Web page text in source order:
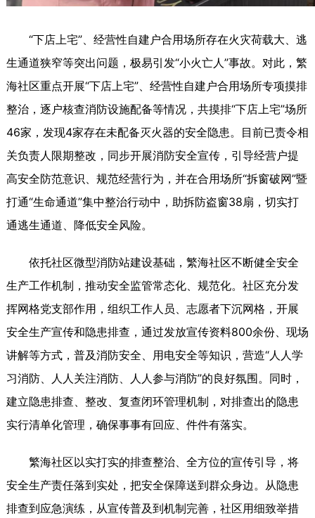
“下店上宅”、经营性自建户合用场所存在火灾荷载大、逃
生通道狭窄等突出问题，极易引发“小火亡人”事故。对此，繁
海社区重点开展“下店上宅”、经营性自建户合用场所专项摸排
整治，逐户核查消防设施配备等情况，共摸排“下店上宅”场所
46家，发现4家存在未配备灭火器的安全隐患。目前已责令相
关负责人限期整改，同步开展消防安全宣传，引导经营户提
高安全防范意识、规范经营行为，并在合用场所“拆窗破网”暨
打通“生命通道”集中整治行动中，助拆防盗窗38扇，切实打
通逃生通道、降低安全风险。
依托社区微型消防站建设基础，繁海社区不断健全安全
生产工作机制，推动安全监管常态化、规范化。社区充分发
挥网格党支部作用，组织工作人员、志愿者下沉网格，开展
安全生产宣传和隐患排查，通过发放宣传资料800余份、现场
讲解等方式，普及消防安全、用电安全等知识，营造“人人学
习消防、人人关注消防、人人参与消防”的良好氛围。同时，
建立隐患排查、整改、复查闭环管理机制，对排查出的隐患
实行清单化管理，确保事事有回应、件件有落实。
繁海社区以实打实的排查整治、全方位的宣传引导，将
安全生产责任落到实处，把安全保障送到群众身边。从隐患
排查到应急演练，从宣传普及到机制完善，社区用细致举措